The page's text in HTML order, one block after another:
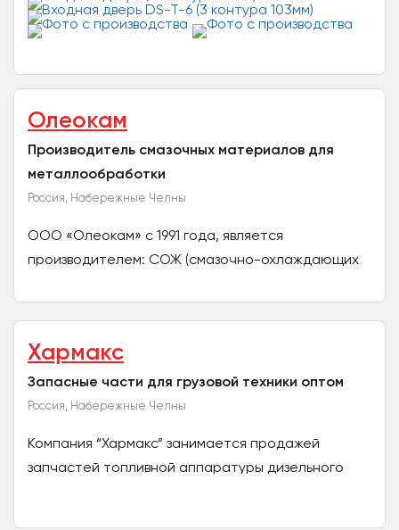
осуществляем...
Олеокам
Производитель смазочных материалов для
металлообработки
Россия, Набережные Челны
ООО «Олеокам» с 1991 года, является
производителем: СОЖ (смазочно-охлаждающих
СОЖ;...
Хармакс
Запасные части для грузовой техники оптом
Россия, Набережные Челны
Компания “Хармакс” занимается продажей
запчастей топливной аппаратуры дизельного